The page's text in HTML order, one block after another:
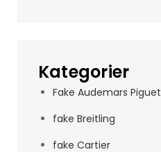
Kategorier
Fake Audemars Piguet
fake Breitling
fake Cartier